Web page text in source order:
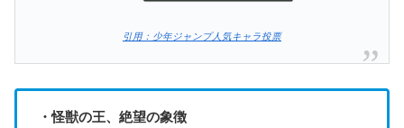
引用：少年ジャンプ人気キャラ投票
・怪獣の王、絶望の象徴